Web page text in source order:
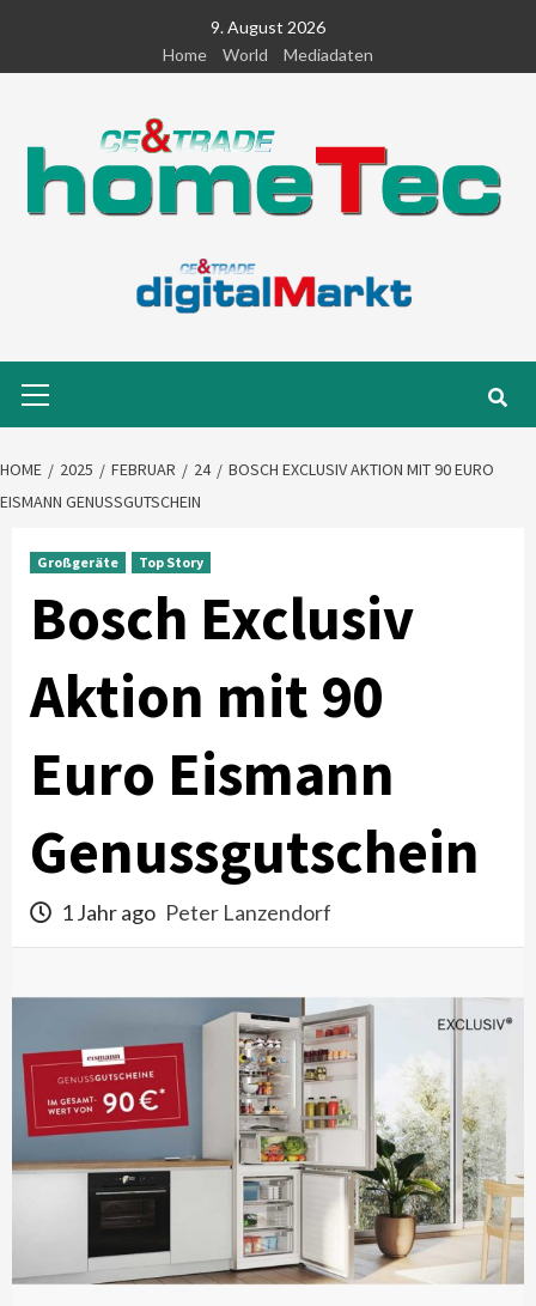
content
9. August 2026
Home
World Mediadaten
Menu
HOME 2025 FEBRUAR 24
BOSCH EXCLUSIV AKTION MIT 90 EURO
EISMANN GENUSSGUTSCHEIN
Großgeräte Top Story
Bosch Exclusiv
Aktion mit 90
Euro Eismann
Genussgutschein
1 Jahr ago Peter Lanzendorf